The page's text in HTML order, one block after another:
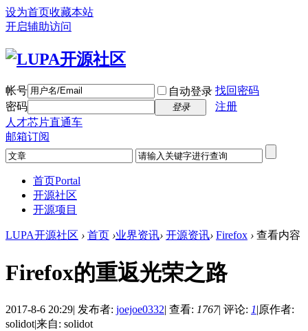
设为首页收藏本站
开启辅助访问
帐号 自动登录 找回密码
密码
登录
注册
人才芯片直通车
邮箱订阅
首页Portal
开源社区
开源项目
LUPA开源社区 › 首页 ›业界资讯› 开源资讯› Firefox › 查看内容
Firefox的重返光荣之路
2017-8-6 20:29| 发布者: joejoe0332| 查看: 1767| 评论: 1|原作者:
solidot|来自: solidot